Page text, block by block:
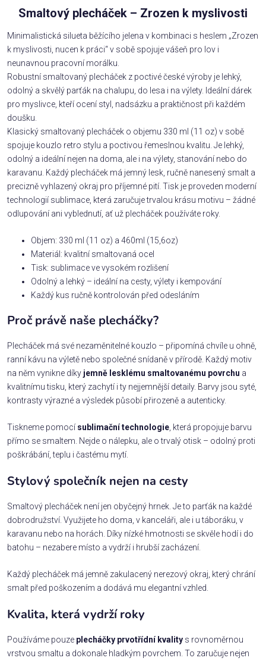
Smaltový plecháček – Zrozen k myslivosti
Minimalistická silueta běžícího jelena v kombinaci s heslem „Zrozen
k myslivosti, nucen k práci“ v sobě spojuje vášeň pro lov i
neunavnou pracovní morálku.
Robustní smaltovaný plecháček z poctivé české výroby je lehký,
odolný a skvělý parťák na chalupu, do lesa i na výlety. Ideální dárek
pro myslivce, kteří ocení styl, nadsázku a praktičnost při každém
doušku.
Klasický smaltovaný plecháček o objemu 330 ml (11 oz) v sobě
spojuje kouzlo retro stylu a poctivou řemeslnou kvalitu. Je lehký,
odolný a ideální nejen na doma, ale i na výlety, stanování nebo do
karavanu. Každý plecháček má jemný lesk, ručně nanesený smalt a
precizně vyhlazený okraj pro příjemné pití. Tisk je proveden moderní
technologií sublimace, která zaručuje trvalou krásu motivu – žádné
odlupování ani vyblednutí, ať už plecháček používáte roky.
Objem: 330 ml (11 oz) a 460ml (15,6oz)
Materiál: kvalitní smaltovaná ocel
Tisk: sublimace ve vysokém rozlišení
Odolný a lehký – ideální na cesty, výlety i kempování
Každý kus ručně kontrolován před odesláním
Proč právě naše plecháčky?
Plecháček má své nezaměnitelné kouzlo – připomíná chvíle u ohně,
ranní kávu na výletě nebo společné snídaně v přírodě. Každý motiv
na něm vynikne díky jemně lesklému smaltovanému povrchu a
kvalitnímu tisku, který zachytí i ty nejjemnější detaily. Barvy jsou syté,
kontrasty výrazné a výsledek působí přirozeně a autenticky.
Tiskneme pomocí sublimační technologie , která propojuje barvu
přímo se smaltem. Nejde o nálepku, ale o trvalý otisk – odolný proti
poškrábání, teplu i častému mytí.
Stylový společník nejen na cesty
Smaltový plecháček není jen obyčejný hrnek. Je to parťák na každé
dobrodružství. Využijete ho doma, v kanceláři, ale i u táboráku, v
karavanu nebo na horách. Díky nízké hmotnosti se skvěle hodí i do
batohu – nezabere místo a vydrží i hrubší zacházení.
Každý plecháček má jemně zakulacený nerezový okraj, který chrání
smalt před poškozením a dodává mu elegantní vzhled.
Kvalita, která vydrží roky
Používáme pouze plecháčky prvotřídní kvality s rovnoměrnou
vrstvou smaltu a dokonale hladkým povrchem. To zaručuje nejen